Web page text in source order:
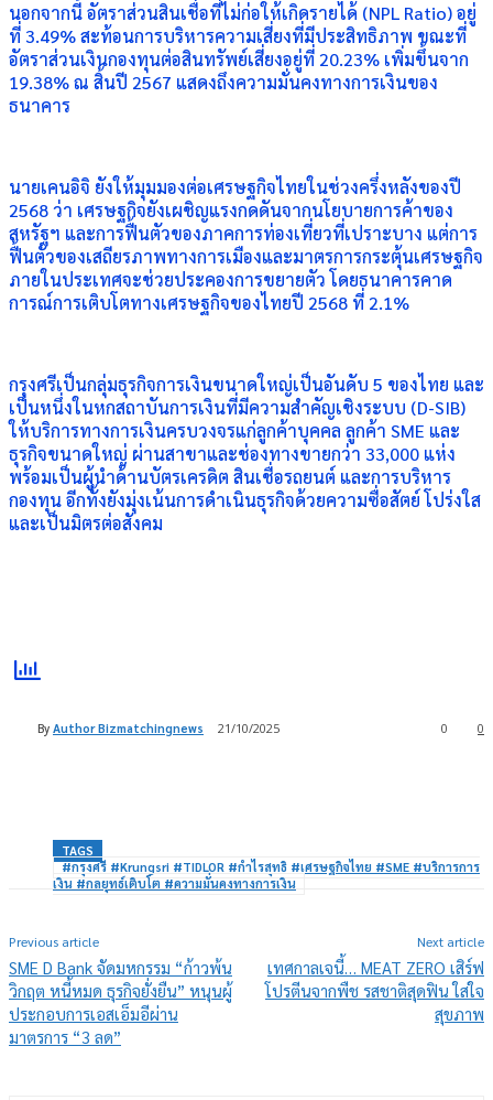
นอกจากนี้ อัตราส่วนสินเชื่อที่ไม่ก่อให้เกิดรายได้ (NPL Ratio) อยู่
ที่ 3.49% สะท้อนการบริหารความเสี่ยงที่มีประสิทธิภาพ ขณะที่
อัตราส่วนเงินกองทุนต่อสินทรัพย์เสี่ยงอยู่ที่ 20.23% เพิ่มขึ้นจาก
19.38% ณ สิ้นปี 2567 แสดงถึงความมั่นคงทางการเงินของ
ธนาคาร
นายเคนอิจิ ยังให้มุมมองต่อเศรษฐกิจไทยในช่วงครึ่งหลังของปี
2568 ว่า เศรษฐกิจยังเผชิญแรงกดดันจากนโยบายการค้าของ
สหรัฐฯ และการฟื้นตัวของภาคการท่องเที่ยวที่เปราะบาง แต่การ
ฟื้นตัวของเสถียรภาพทางการเมืองและมาตรการกระตุ้นเศรษฐกิจ
ภายในประเทศจะช่วยประคองการขยายตัว โดยธนาคารคาด
การณ์การเติบโตทางเศรษฐกิจของไทยปี 2568 ที่ 2.1%
กรุงศรีเป็นกลุ่มธุรกิจการเงินขนาดใหญ่เป็นอันดับ 5 ของไทย และ
เป็นหนึ่งในหกสถาบันการเงินที่มีความสำคัญเชิงระบบ (D-SIB)
ให้บริการทางการเงินครบวงจรแก่ลูกค้าบุคคล ลูกค้า SME และ
ธุรกิจขนาดใหญ่ ผ่านสาขาและช่องทางขายกว่า 33,000 แห่ง
พร้อมเป็นผู้นำด้านบัตรเครดิต สินเชื่อรถยนต์ และการบริหาร
กองทุน อีกทั้งยังมุ่งเน้นการดำเนินธุรกิจด้วยความซื่อสัตย์ โปร่งใส
และเป็นมิตรต่อสังคม
By Author Bizmatchingnews 21/10/2025 0
0
TAGS
#กรุงศรี #Krungsri #TIDLOR #กำไรสุทธิ #เศรษฐกิจไทย #SME #บริการการ
เงิน #กลยุทธ์เติบโต #ความมั่นคงทางการเงิน
Previous article
SME D Bank จัดมหกรรม “ก้าวพ้น
วิกฤต หนี้หมด ธุรกิจยั่งยืน” หนุนผู้
ประกอบการเอสเอ็มอีผ่าน
มาตรการ “3 ลด”
Next article
เทศกาลเจนี้… MEAT ZERO เสิร์ฟ
โปรตีนจากพืช รสชาติสุดฟิน ใส่ใจ
สุขภาพ